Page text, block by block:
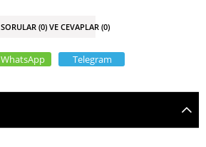
SORULAR (0) VE CEVAPLAR (0)
WhatsApp Telegram